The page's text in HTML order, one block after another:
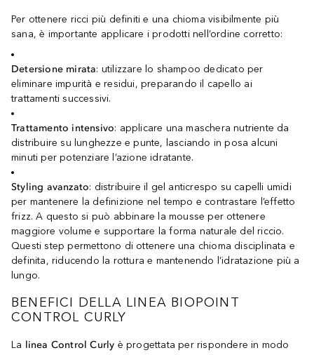
Per ottenere ricci più definiti e una chioma visibilmente più
sana, è importante applicare i prodotti nell’ordine corretto:
Detersione mirata: utilizzare lo shampoo dedicato per
eliminare impurità e residui, preparando il capello ai
trattamenti successivi.
Trattamento intensivo: applicare una maschera nutriente da
distribuire su lunghezze e punte, lasciando in posa alcuni
minuti per potenziare l’azione idratante.
Styling avanzato: distribuire il gel anticrespo su capelli umidi
per mantenere la definizione nel tempo e contrastare l’effetto
frizz. A questo si può abbinare la mousse per ottenere
maggiore volume e supportare la forma naturale del riccio.
Questi step permettono di ottenere una chioma disciplinata e
definita, riducendo la rottura e mantenendo l’idratazione più a
lungo.
BENEFICI DELLA LINEA BIOPOINT
CONTROL CURLY
La linea Control Curly è progettata per rispondere in modo